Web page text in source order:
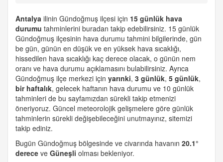
Antalya ilinin Gündoğmuş ilçesi için 15 günlük hava
durumu tahminlerini buradan takip edebilirsiniz. 15 günlük
Gündoğmuş ilçesinin hava durumu tahmini bilgilerinde, gün
be gün, günün en düşük ve en yüksek hava sıcaklığı,
hissedilen hava sıcaklığı kaç derece olacak, o günün nem
oranı ve hava durumu açıklamasını bulabilirsiniz. Ayrıca
Gündoğmuş ilçe merkezi için yarınki, 3 günlük, 5 günlük,
bir haftalık, gelecek haftanın hava durumu ve 10 günlük
tahminleri de bu sayfamızdan sürekli takip etmenizi
öneriyoruz. Güncel meteorolojik gelişmelere göre günlük
tahminlerin sürekli değişebileceğini unutmayınız, sitemizi
takip ediniz.
Bugün Gündoğmuş bölgesinde ve civarında havanın 20.1°
derece ve Güneşli olması bekleniyor.